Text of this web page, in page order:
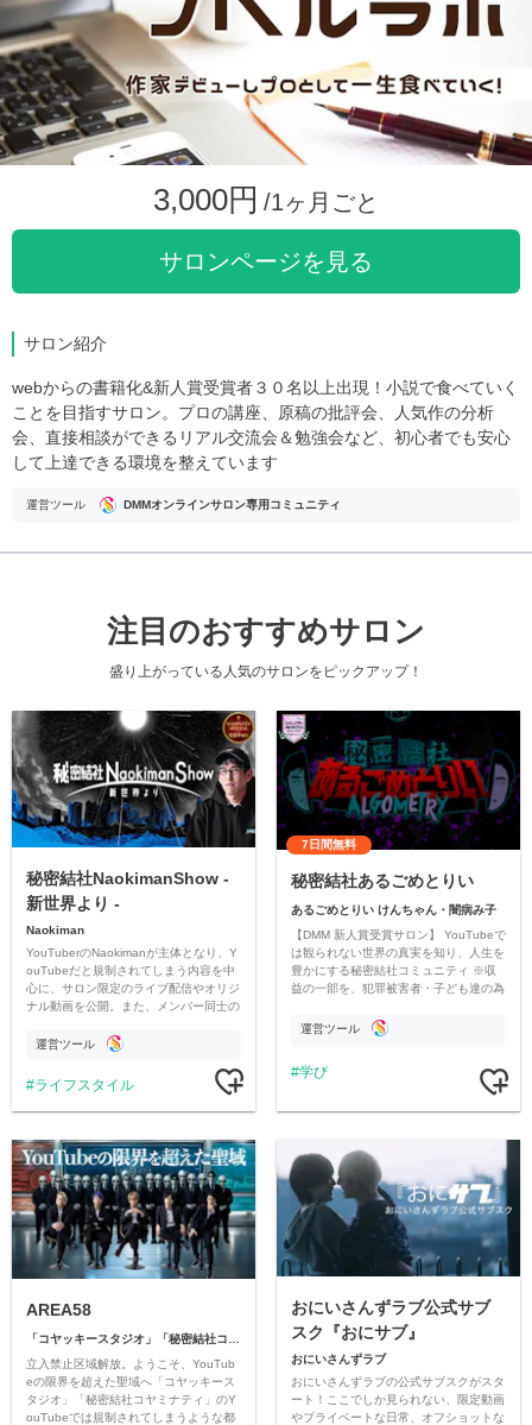
3,000円 /1ヶ月ごと
サロンページを見る
サロン紹介
webからの書籍化&新人賞受賞者３０名以上出現！小説で食べていく
ことを目指すサロン。プロの講座、原稿の批評会、人気作の分析
会、直接相談ができるリアル交流会＆勉強会など、初心者でも安心
して上達できる環境を整えています
運営ツール DMMオンラインサロン専用コミュニティ
注目のおすすめサロン
盛り上がっている人気のサロンをピックアップ！
秘密結社NaokimanShow -
新世界より -
Naokiman
YouTuberのNaokimanが主体となり、Y
ouTubeだと規制されてしまう内容を中
心に、サロン限定のライブ配信やオリジ
ナル動画を公開。また、メンバー同士の
ただいています。
運営ツール
ライフスタイル
7日間無料
秘密結社あるごめとりい
あるごめとりい けんちゃん・闇病み子
【DMM 新人賞受賞サロン】 YouTubeで
は観られない世界の真実を知り、人生を
豊かにする秘密結社コミュニティ ※収
益の一部を、犯罪被害者・子ども達の為
す運営ツール
学び
AREA58
立入禁止区域解放。ようこそ、YouTub
eの限界を超えた聖域へ「コヤッキース
タジオ」「秘密結社コヤミナティ」のY
ouTubeでは規制されてしまうような都
おにいさんずラブ公式サブ
スク『おにサブ』
おにいさんずラブ
おにいさんずラブの公式サブスクがスタ
ート！ここでしか見られない、限定動画
やプライベートな日常、オフショットな